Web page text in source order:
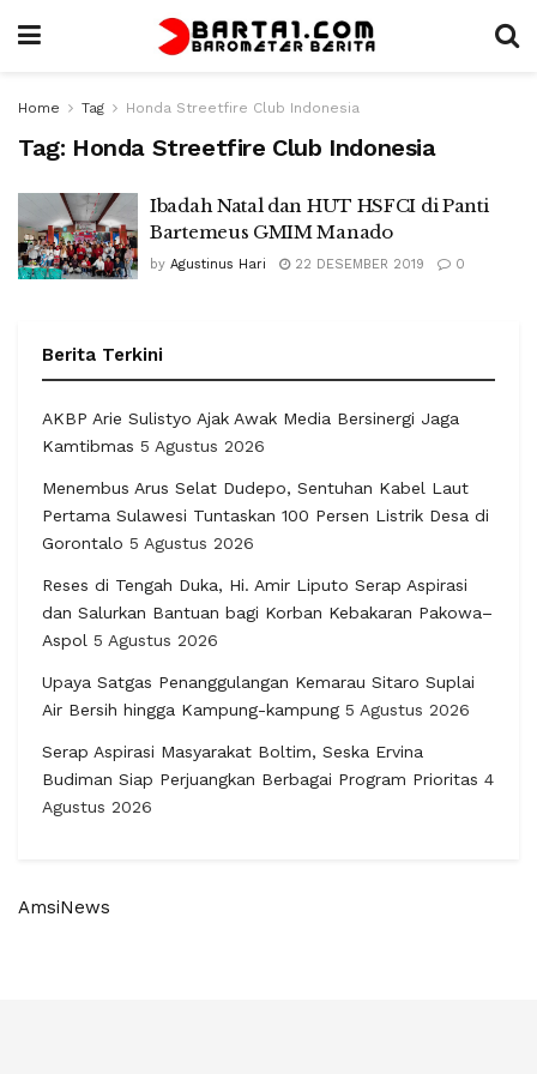
Home Tag Honda Streetfire Club Indonesia
Tag: Honda Streetfire Club Indonesia
Ibadah Natal dan HUT HSFCI di Panti
Bartemeus GMIM Manado
by Agustinus Hari 22 DESEMBER 2019 0
Berita Terkini
AKBP Arie Sulistyo Ajak Awak Media Bersinergi Jaga
Kamtibmas 5 Agustus 2026
Menembus Arus Selat Dudepo, Sentuhan Kabel Laut
Pertama Sulawesi Tuntaskan 100 Persen Listrik Desa di
Gorontalo 5 Agustus 2026
Reses di Tengah Duka, Hi. Amir Liputo Serap Aspirasi
dan Salurkan Bantuan bagi Korban Kebakaran Pakowa–
Aspol 5 Agustus 2026
Upaya Satgas Penanggulangan Kemarau Sitaro Suplai
Air Bersih hingga Kampung-kampung 5 Agustus 2026
Serap Aspirasi Masyarakat Boltim, Seska Ervina
Budiman Siap Perjuangkan Berbagai Program Prioritas 4
Agustus 2026
AmsiNews